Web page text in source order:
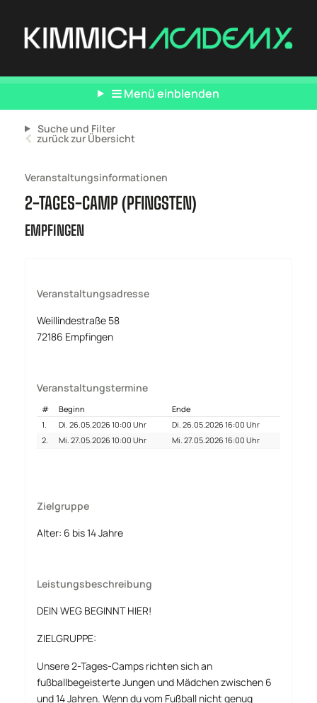
Menü einblenden
Suche und Filter
zurück zur Übersicht
Veranstaltungsinformationen
2-TAGES-CAMP (PFINGSTEN)
EMPFINGEN
Veranstaltungsadresse
Weillindestraße 58
72186 Empfingen
Veranstaltungstermine
# Beginn
Ende
1.
Di. 26.05.2026 10:00 Uhr
Di. 26.05.2026 16:00 Uhr
2.
Mi. 27.05.2026 10:00 Uhr Mi. 27.05.2026 16:00 Uhr
Zielgruppe
Alter: 6 bis 14 Jahre
Leistungsbeschreibung
DEIN WEG BEGINNT HIER!
ZIELGRUPPE:
Unsere 2-Tages-Camps richten sich an
fußballbegeisterte Jungen und Mädchen zwischen 6
und 14 Jahren. Wenn du vom Fußball nicht genug